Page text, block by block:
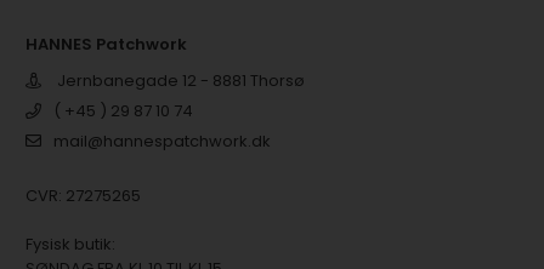
HANNES Patchwork
Jernbanegade 12 - 8881 Thorsø
( +45 ) 29 87 10 74
mail@hannespatchwork.dk
CVR: 27275265
Fysisk butik: